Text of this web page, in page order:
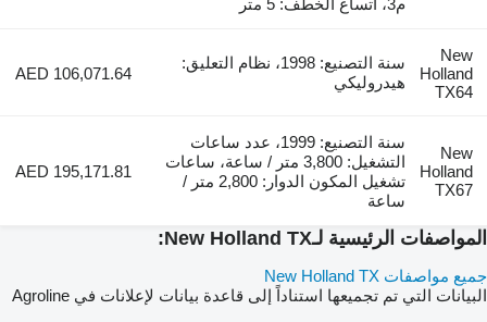
New
Holland
TX64
سنة التصنيع: 1998، نظام التعليق:
هيدروليكي
AED 106,071.64
New
Holland
TX67
سنة التصنيع: 1999، عدد ساعات
التشغيل: 3,800 متر / ساعة، ساعات
تشغيل المكون الدوار: 2,800 متر /
ساعة
AED 195,171.81
المواصفات الرئيسية لـNew Holland TX:
جميع مواصفات New Holland TX
البيانات التي تم تجميعها استناداً إلى قاعدة بيانات لإعلانات في Agroline